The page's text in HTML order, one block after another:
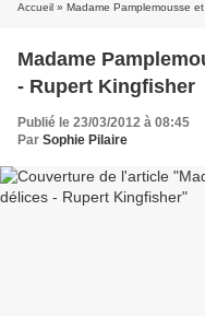
Accueil » Madame Pamplemousse
Madame
- Rupert Kingfisher
Publié le 23/03/2012 à 08:45
Par Sophie Pilaire